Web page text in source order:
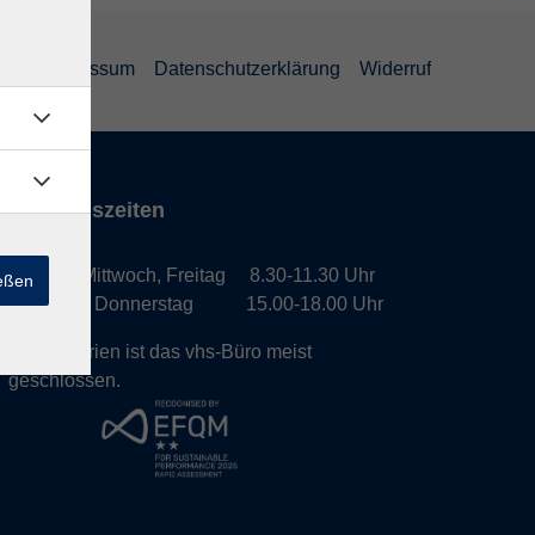
Impressum Datenschutzerklärung Widerruf
Öffnungszeiten
Montag, Mittwoch, Freitag 8.30-11.30 Uhr
Dienstag, Donnerstag 15.00-18.00 Uhr
In den Ferien ist das vhs-Büro meist
geschlossen.